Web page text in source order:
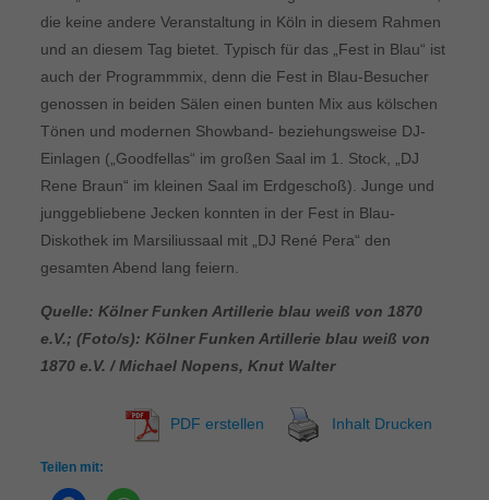
die keine andere Veranstaltung in Köln in diesem Rahmen
und an diesem Tag bietet. Typisch für das „Fest in Blau“ ist
auch der Programmmix, denn die Fest in Blau-Besucher
genossen in beiden Sälen einen bunten Mix aus kölschen
Tönen und modernen Showband- beziehungsweise DJ-
Einlagen („Goodfellas“ im großen Saal im 1. Stock, „DJ
Rene Braun“ im kleinen Saal im Erdgeschoß). Junge und
junggebliebene Jecken konnten in der Fest in Blau-
Diskothek im Marsiliussaal mit „DJ René Pera“ den
gesamten Abend lang feiern.
Quelle: Kölner Funken Artillerie blau weiß von 1870
e.V.; (Foto/s): Kölner Funken Artillerie blau weiß von
1870 e.V. / Michael Nopens, Knut Walter
PDF erstellen Inhalt Drucken
Teilen mit: